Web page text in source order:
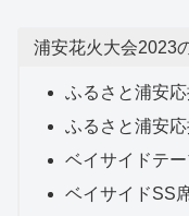
浦安花火大会2023
ふるさと浦安
ふるさと浦安
ベイサイドテ
ベイサイドSS